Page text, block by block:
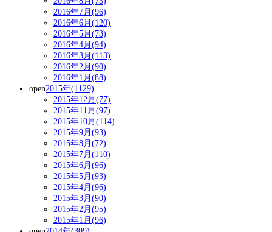
2016年7月(96)
2016年6月(120)
2016年5月(73)
2016年4月(94)
2016年3月(113)
2016年2月(90)
2016年1月(88)
open2015年(1129)
2015年12月(77)
2015年11月(97)
2015年10月(114)
2015年9月(93)
2015年8月(72)
2015年7月(110)
2015年6月(96)
2015年5月(93)
2015年4月(96)
2015年3月(90)
2015年2月(95)
2015年1月(96)